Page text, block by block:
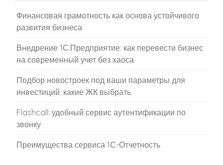
Финансовая грамотность как основа устойчивого
развития бизнеса
Внедрение 1С:Предприятие: как перевести бизнес
на современный учет без хаоса
Подбор новостроек под ваши параметры для
инвестиций: какие ЖК выбрать
Flashcall: удобный сервис аутентификации по
звонку
Преимущества сервиса 1С-Отчетность